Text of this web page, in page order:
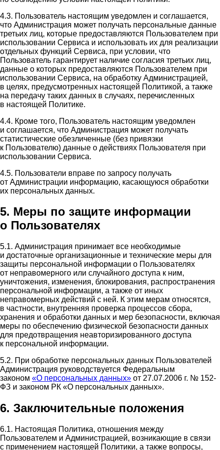
4.3. Пользователь настоящим уведомлен и соглашается,
что Администрация может получать персональные данные
третьих лиц, которые предоставляются Пользователем при
использовании Сервиса и использовать их для реализации
отдельных функций Сервиса, при условии, что
Пользователь гарантирует наличие согласия третьих лиц,
данные о которых предоставляются Пользователем при
использовании Сервиса, на обработку Администрацией,
в целях, предусмотренных настоящей Политикой, а также
на передачу таких данных в случаях, перечисленных
в настоящей Политике.
4.4. Кроме того, Пользователь настоящим уведомлен
и соглашается, что Администрация может получать
статистические обезличенные (без привязки
к Пользователю) данные о действиях Пользователя при
использовании Сервиса.
4.5. Пользователи вправе по запросу получать
от Администрации информацию, касающуюся обработки
их персональных данных.
5. Меры по защите информации
о Пользователях
5.1. Администрация принимает все необходимые
и достаточные организационные и технические меры для
защиты персональной информации о Пользователях
от неправомерного или случайного доступа к ним,
уничтожения, изменения, блокирования, распространения
персональной информации, а также от иных
неправомерных действий с ней. К этим мерам относятся,
в частности, внутренняя проверка процессов сбора,
хранения и обработки данных и мер безопасности, включая
меры по обеспечению физической безопасности данных
для предотвращения неавторизированного доступа
к персональной информации.
5.2. При обработке персональных данных Пользователей
Администрация руководствуется Федеральным
законом «О персональных данных» от 27.07.2006 г. № 152-
ФЗ и законом РК «О персональных данных».
6. Заключительные положения
6.1. Настоящая Политика, отношения между
Пользователем и Администрацией, возникающие в связи
с применением настоящей Политики, а также вопросы,